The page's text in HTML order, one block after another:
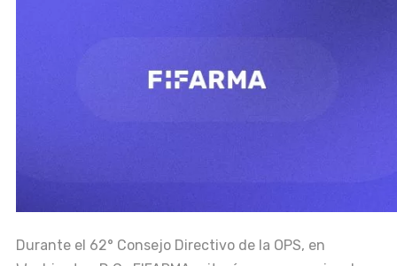
Durante el 62° Consejo Directivo de la OPS, en